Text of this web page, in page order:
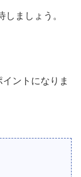
ましょう。
ントになりま